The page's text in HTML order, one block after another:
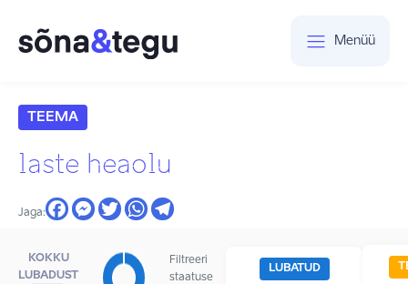
Menüü
TEEMA
laste heaolu
Jaga:
KOKKU
LUBADUST
Filtreeri
staatuse
LUBATUD